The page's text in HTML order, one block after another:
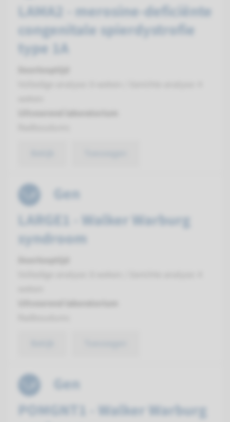
LAMA2 - merosine-deficiënte
congenitale spierdystrofie
type 1A
Gen
LARGE1 - Walker Warburg
syndroom
Gen
POMGNT1 - Walker Warburg